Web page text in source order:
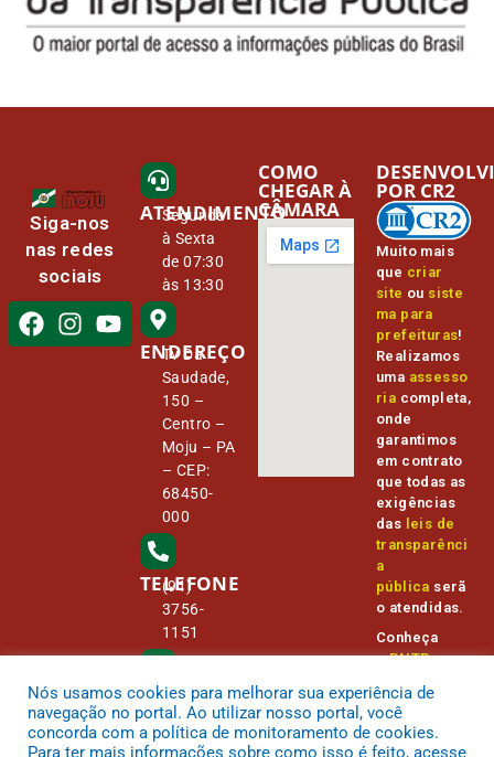
Siga-nos
nas redes
sociais
ATENDIMENTO
Segunda
à Sexta
de 07:30
às 13:30
ENDEREÇO
Tv Da
Saudade,
150 –
Centro –
Moju – PA
– CEP:
68450-
000
TELEFONE
(91)
3756-
1151
E-MAIL
camara@
cmmoju.p
a.gov.br
COMO
CHEGAR À
CÂMARA
Muito mais
que criar
site ou siste
ma para
prefeituras!
Realizamos
uma assesso
ria completa,
onde
garantimos
em contrato
que todas as
exigências
das leis de
transparênci
a
pública serã
o atendidas.
Conheça
oPNTPe
Transparênc
ia Pública
POR CR2
Nós usamos cookies para melhorar sua experiência de
navegação no portal. Ao utilizar nosso portal, você
concorda com a política de monitoramento de cookies.
Para ter mais informações sobre como isso é feito, acesse